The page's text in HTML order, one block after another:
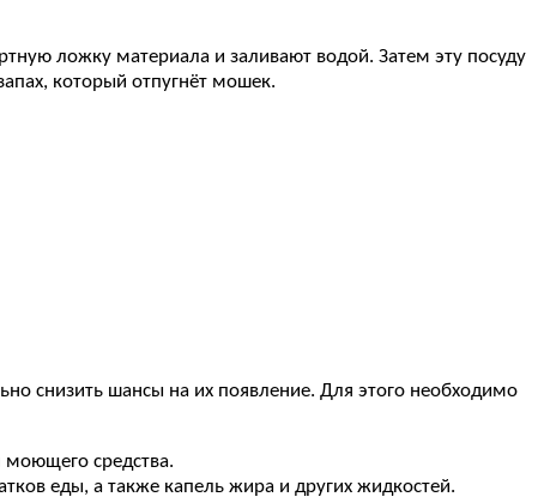
ложку материала и заливают водой. Затем эту посуду
который отпугнёт мошек.
снизить шансы на их появление. Для этого необходимо
моющего средства.
еды, а также капель жира и других жидкостей.